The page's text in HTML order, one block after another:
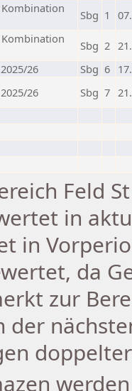
Kombination
Sbg 1
Kombination
Sbg 2
26 Sbg 6
26 Sbg 7
Feld
in
in
da
zur
der